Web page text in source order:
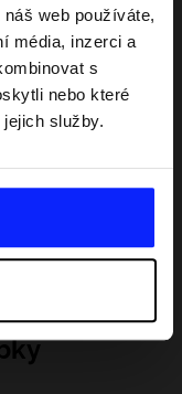
web používáte,
média, inzerci a
s
nebo které
služby.